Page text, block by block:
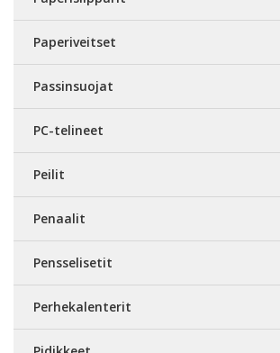
Paperiveitset
Passinsuojat
PC-telineet
Peilit
Penaalit
Pensselisetit
Perhekalenterit